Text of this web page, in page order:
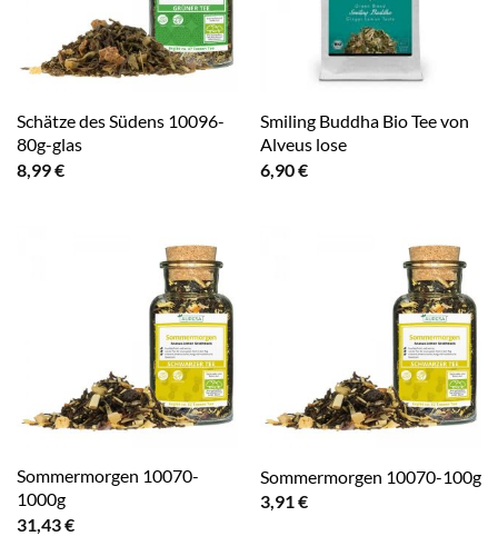
Schätze des Südens 10096-
80g-glas
8,99€
Smiling Buddha Bio Tee von
Alveus lose
6,90€
Sommermorgen 10070-
1000g
31,43€
Sommermorgen 10070-100g
3,91€